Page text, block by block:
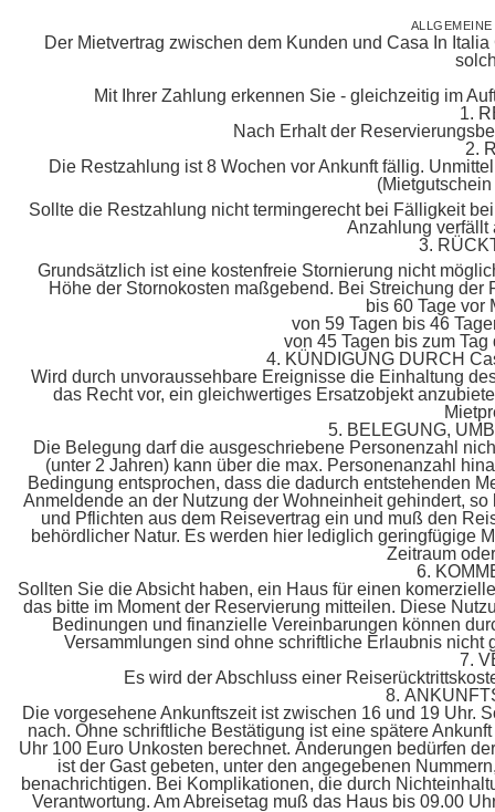
Der Mietvertrag zwischen dem Kunden und Casa In
Mit Ihrer Zahlung erkennen Sie - gleichzeitig im
1.
Nach Erhalt der
2.
Die Restzahlung ist 8 Wochen vor Ankunft fällig.
Sollte die Restzahlung nicht termingerecht bei Fälligkeit
Anzahlung verfällt
3.
Grundsätzlich ist eine kostenfreie Stornierung nicht
Höhe der Stornokosten maßgebend. Bei Streichung
bis 60 Tage vor
von 59 Tagen bis 46
von 45 Tagen bis zum
4. KÜNDIGUNG DURCH
Wird durch unvoraussehbare Ereignisse die Einhaltung
das Recht vor, ein gleichwertiges Ersatzobjekt
5. BELEGUNG,
Die Belegung darf die ausgeschriebene Personenzahl
(unter 2 Jahren) kann über die max. Personenanzahl
Bedingung entsprochen, dass die dadurch entstehenden
Anmeldende an der Nutzung der Wohneinheit gehindert,
und Pflichten aus dem Reisevertrag ein und muß den
behördlicher Natur. Es werden hier lediglich geringfügige
Zeitraum
6.
Sollten Sie die Absicht haben, ein Haus für einen
das bitte im Moment der Reservierung mitteilen. Diese
Bedinungen und finanzielle Vereinbarungen können
Versammlungen sind ohne schriftliche Erlaubnis nicht
7.
Es wird der Abschluss einer
8.
Die vorgesehene Ankunftszeit ist zwischen 16 und 19 Uhr.
nach. Ohne schriftliche Bestätigung ist eine spätere
Uhr 100 Euro Unkosten berechnet. Änderungen bedürfen
ist der Gast gebeten, unter den angegebenen
benachrichtigen. Bei Komplikationen, die durch
Verantwortung. Am Abreisetag muß das Haus bis 09.00